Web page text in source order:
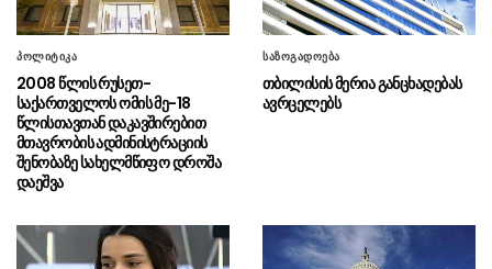
07.08 - 20:11 რუსთავის ცენტრალური პარკის
პროექტირება იწყება
07.08 - 19:45POLITICO: საფრანგეთის
ხელისუფლება მასშტაბურ კრიზისებზე
რეაგირების წვრთნას ჩაატარებს
07.08 - 19:41
ანასტასია ბერუაშვილს აღკვეთის ღონისძიების
სახით პატიმრობა შეუფარდა
პოლიტიკა
2008 წლის რუსეთ-
საქართველოს ომის მე-18
წლისთავთან დაკავშირებით
მთავრობის ადმინისტრაციის
შენობაზე სახელმწიფო დროშა
დაეშვა
საზოგადოება
თბილისის მერია განცხადებას
ავრცელებს